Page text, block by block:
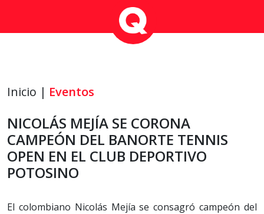
Inicio | Eventos
NICOLÁS MEJÍA SE CORONA
CAMPEÓN DEL BANORTE TENNIS
OPEN EN EL CLUB DEPORTIVO
POTOSINO
El colombiano Nicolás Mejía se consagró campeón del